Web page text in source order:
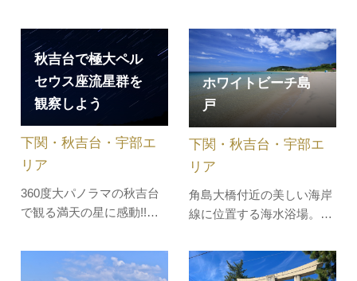
「しものせき宿泊応援キャ
ンペーン」を実施します。
対象期間中に下関市内の宿
泊施設へ宿泊すると、宿泊
料金の割引に加え、市内の
飲食店やお土産店などで利
用できるクーポンが付与さ
れます。絶…
識した８つのゾーン（アフ
リカ、南米、ヨーロッパ、
熱帯アジアなど）に、特徴
的なシンボルツリーを植栽
しています。まるで世界を
物や花、…
秋吉台で極大ペル
セウス座流星群を
観察しよう
360度大パノラマの秋吉台
で観る満天の星に感動!!星
いてあなたも星博士に？秋
吉台で極大ペルセウス座流
下関・秋吉台・宇部エ
リア
ホワイトビーチ島
戸
角島大橋付近の美しい海岸
線に位置する海水浴場。一
指定され、角島大橋を眺め
ながら泳ぐことができま
下関・秋吉台・宇部エ
リア